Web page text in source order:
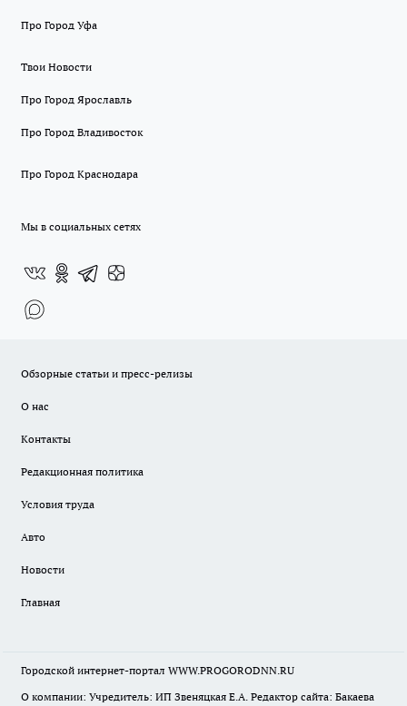
Про Город Уфа
Твои Новости
Про Город Ярославль
Про Город Владивосток
Про Город Краснодара
Мы в социальных сетях
Обзорные статьи и пресс-релизы
О нас
Контакты
Редакционная политика
Условия труда
Авто
Новости
Главная
Городской интернет-портал WWW.PROGORODNN.RU
О компании: Учредитель: ИП Звеняцкая Е.А. Редактор сайта: Бакаева